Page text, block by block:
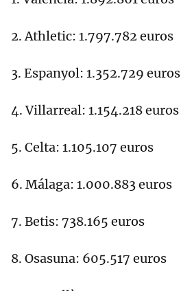
2. Athletic: 1.797.782 euros
3. Espanyol: 1.352.729 euros
4. Villarreal: 1.154.218 euros
5. Celta: 1.105.107 euros
6. Málaga: 1.000.883 euros
7. Betis: 738.165 euros
8. Osasuna: 605.517 euros